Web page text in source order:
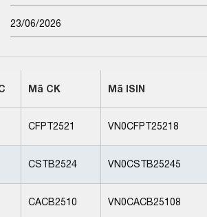
Mã CK Mã ISIN
CFPT2521 VN0CFPT25218
CSTB2524 VN0CSTB25245
CACB2510 VN0CACB25108